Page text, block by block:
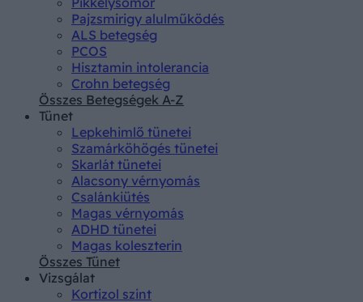
Pajzsmirigy alulműködés
ALS betegség
PCOS
Hisztamin intolerancia
Crohn betegség
Összes Betegségek A-Z
Tünet
Lepkehimlő tünetei
Szamárköhögés tünetei
Skarlát tünetei
Alacsony vérnyomás
Csalánkiütés
Magas vérnyomás
ADHD tünetei
Magas koleszterin
Összes Tünet
Vizsgálat
Kortizol szint